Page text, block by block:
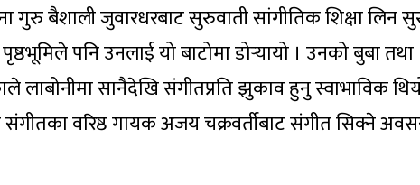
गुरु बैशाली जुवारधरबाट सुरुवाती सांगीतिक शिक्षा लिन
पनि उनलाई यो बाटोमा डोर्‍यायो । उनको बुबा तथा
सानैदेखि संगीतप्रति झुकाव हुनु स्वाभाविक
वरिष्ठ गायक अजय चक्रवर्तीबाट संगीत सिक्ने अवसर